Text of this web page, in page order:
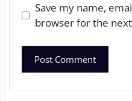
Save my name,
browser for the